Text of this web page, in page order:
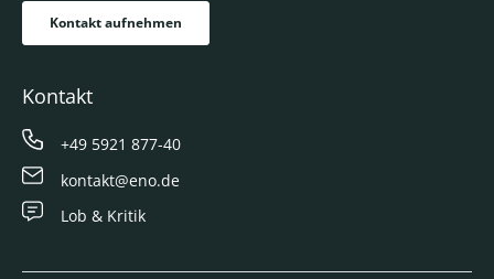
Kontakt aufnehmen
Kontakt
+49 5921 877-40
kontakt@eno.de
Lob & Kritik